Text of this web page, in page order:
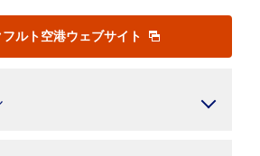
ルト空港ウェブサイト